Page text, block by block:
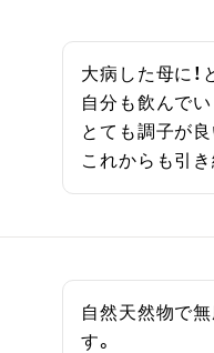
大病した母に！
自分も飲んで
とても調子が良
これからも引
自然天然物で
す。